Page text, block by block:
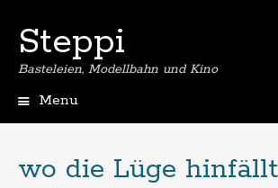
Steppi
Basteleien, Modellbahn und Kino
Menu
wo die Lüge hinfällt